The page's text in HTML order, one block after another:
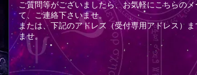
ご質問等がございましたら、お気軽にこちらの
て、ご連絡下さいませ。
または、下記のアドレス（受付専用アドレス）
ませ。